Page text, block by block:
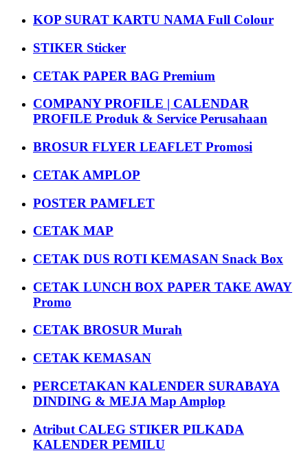
KOP SURAT KARTU NAMA Full Colour
STIKER Sticker
CETAK PAPER BAG Premium
COMPANY PROFILE | CALENDAR
PROFILE Produk & Service Perusahaan
BROSUR FLYER LEAFLET Promosi
CETAK AMPLOP
POSTER PAMFLET
CETAK MAP
CETAK DUS ROTI KEMASAN Snack Box
CETAK LUNCH BOX PAPER TAKE AWAY
Promo
CETAK BROSUR Murah
CETAK KEMASAN
PERCETAKAN KALENDER SURABAYA
DINDING & MEJA Map Amplop
Atribut CALEG STIKER PILKADA
KALENDER PEMILU